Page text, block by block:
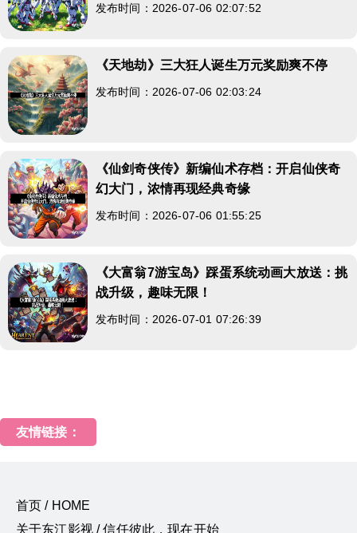
发布时间：2026-07-06 02:07:52
《天地劫》三大狂人诞生万元奖励爽不停
发布时间：2026-07-06 02:03:24
《仙剑奇侠传》新编仙术存档：开启仙侠奇
幻大门，浓情再现经典奇缘
发布时间：2026-07-06 01:55:25
《大富翁7游宝岛》踩蛋系统动画大放送：挑
战升级，趣味无限！
发布时间：2026-07-01 07:26:39
友情链接：
首页 / HOME
关于东江影视 / 信任彼此，现在开始